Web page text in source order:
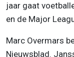
jaar gaat
en de Major
Marc Overmars
Nieuwsblad.